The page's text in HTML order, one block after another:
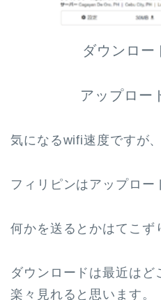
ダウンロー
アップロー
気になるwifi速度ですが
フィリピンはアップロー
何かを送るとかはてこず
ダウンロードは最近はど
楽々見れると思います。